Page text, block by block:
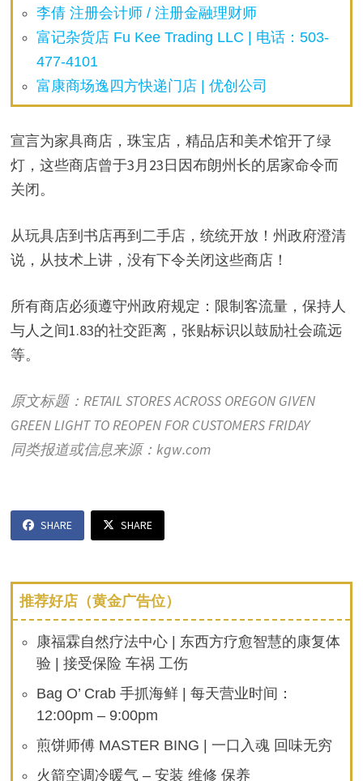
李倩 注册会计师 / 注册金融理财师
富记杂货店 Fu Kee Trading LLC | 电话：503-
477-4101
富康商场逸四方快递门店 | 优创公司
宣言为家具商店，珠宝店，精品店和美术馆开了绿
灯，这些商店曾于3月23日因布朗州长的居家命令而
关闭。
从玩具店到书店再到二手店，统统开放！州政府澄清
说，从技术上讲，没有下令关闭这些商店！
所有商店必须遵守州政府规定：限制客流量，保持人
与人之间1.83的社交距离，张贴标识以鼓励社会疏远
等。
原文标题：RETAIL STORES ACROSS OREGON GIVEN
GREEN LIGHT TO REOPEN FOR CUSTOMERS FRIDAY
同类报道或信息来源：kgw.com
SHARE SHARE
推荐好店（黄金广告位）
康福霖自然疗法中心 | 东西方疗愈智慧的康复体
验 | 接受保险 车祸 工伤
Bag O’ Crab 手抓海鲜 | 每天营业时间：
12:00pm – 9:00pm
煎饼师傅 MASTER BING | 一口入魂 回味无穷
火箭空调冷暖气 – 安装 维修 保养